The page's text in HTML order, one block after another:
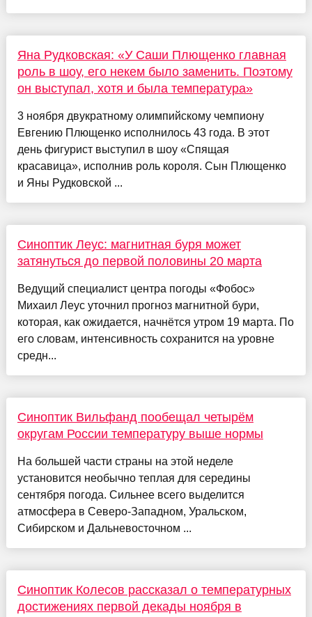
Яна Рудковская: «У Саши Плющенко главная
роль в шоу, его некем было заменить. Поэтому
он выступал, хотя и была температура»
3 ноября двукратному олимпийскому чемпиону
Евгению Плющенко исполнилось 43 года. В этот
день фигурист выступил в шоу «Спящая
красавица», исполнив роль короля. Сын Плющенко
и Яны Рудковской ...
Синоптик Леус: магнитная буря может
затянуться до первой половины 20 марта
Ведущий специалист центра погоды «Фобос»
Михаил Леус уточнил прогноз магнитной бури,
которая, как ожидается, начнётся утром 19 марта. По
его словам, интенсивность сохранится на уровне
средн...
Синоптик Вильфанд пообещал четырём
округам России температуру выше нормы
На большей части страны на этой неделе
установится необычно теплая для середины
сентября погода. Сильнее всего выделится
атмосфера в Северо-Западном, Уральском,
Сибирском и Дальневосточном ...
Синоптик Колесов рассказал о температурных
достижениях первой декады ноября в